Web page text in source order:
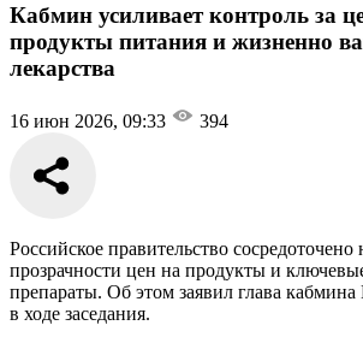
Кабмин усиливает контроль за
продукты питания и жизненно
лекарства
16 июн 2026, 09:33 394
Российское правительство сосредоточено
прозрачности цен на продукты и
препараты. Об этом заявил глава
в ходе заседания.